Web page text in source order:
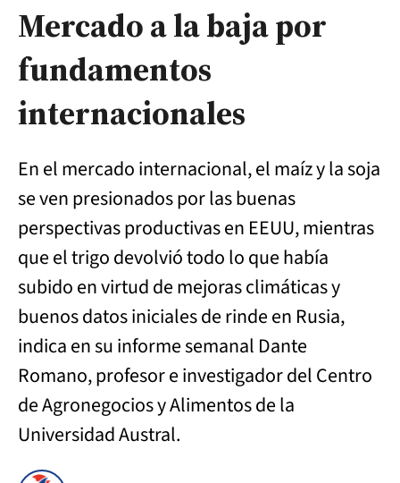
Mercado a la baja por
fundamentos
internacionales
En el mercado internacional, el maíz y la soja
se ven presionados por las buenas
perspectivas productivas en EEUU, mientras
que el trigo devolvió todo lo que había
subido en virtud de mejoras climáticas y
buenos datos iniciales de rinde en Rusia,
indica en su informe semanal Dante
Romano, profesor e investigador del Centro
de Agronegocios y Alimentos de la
Universidad Austral.